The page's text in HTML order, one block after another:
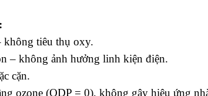
không tiêu thụ oxy.
– không ảnh hưởng linh kiện điện.
cặn.
ozone (ODP = 0), không gây hiệu ứng